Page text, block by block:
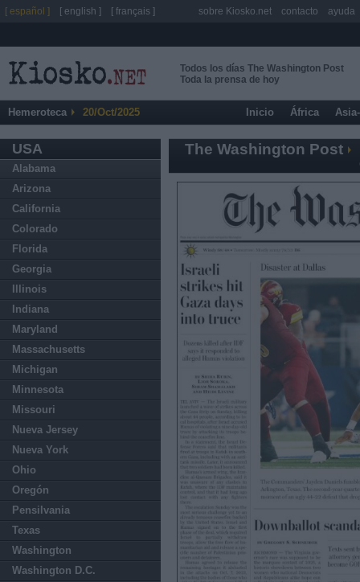
Todos los días The Washington Post
Toda la prensa de hoy
Hemeroteca 20/Oct/2025 Inicio África
USA
Alabama
Arizona
California
Colorado
Florida
Georgia
Illinois
Indiana
Maryland
Massachusetts
Michigan
Minnesota
Missouri
Nueva Jersey
Nueva York
Ohio
Oregón
Pensilvania
Texas
Washington
Washington D.C.
The Washington Post
[ español ] [ english ] [ français ] sobre Kiosko.net contacto ayuda